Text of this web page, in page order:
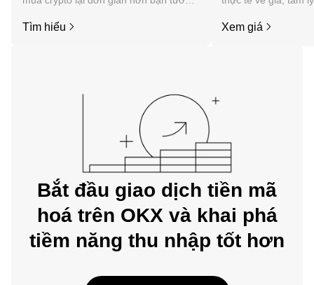
dụng di động OKX hoặc ngay tại đây
Tìm hiểu Xem giá
Bắt đầu giao dịch tiền mã
hoá trên OKX và khai phá
tiềm năng thu nhập tốt hơn